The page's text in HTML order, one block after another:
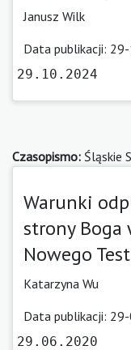
Janusz Wilk
Data publikacji:
29.10.2024
Czasopismo: Śląskie
Warunki
strony Boga
Nowego
Katarzyna Wu
Data publikacji:
29.06.2020